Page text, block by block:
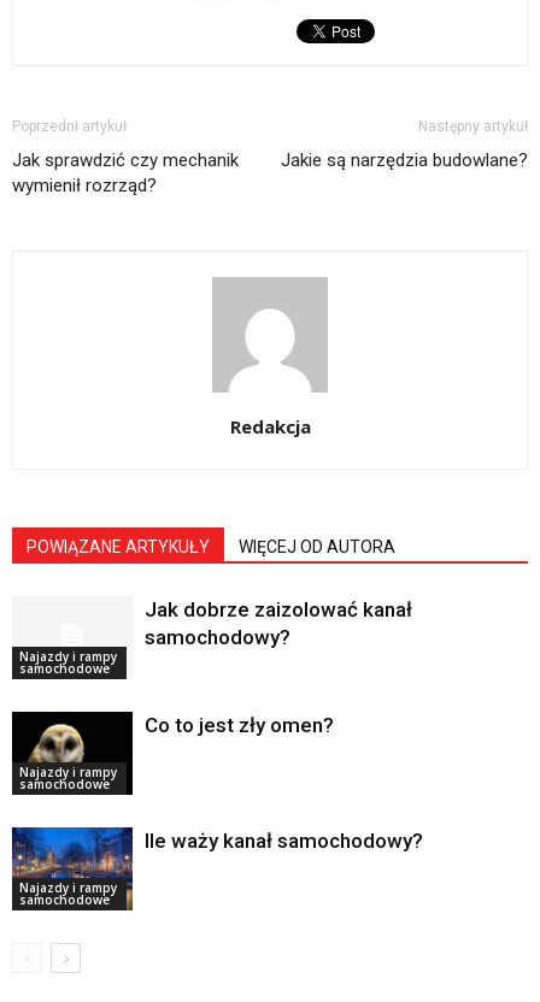
Poprzedni artykuł
Jak sprawdzić czy mechanik
wymienił rozrząd?
Następny artykuł
Jakie są narzędzia budowlane?
Redakcja
POWIĄZANE ARTYKUŁY WIĘCEJ OD AUTORA
Najazdy i rampy
samochodowe
Jak dobrze zaizolować kanał
samochodowy?
Najazdy i rampy
samochodowe
Co to jest zły omen?
Najazdy i rampy
samochodowe
Ile waży kanał samochodowy?